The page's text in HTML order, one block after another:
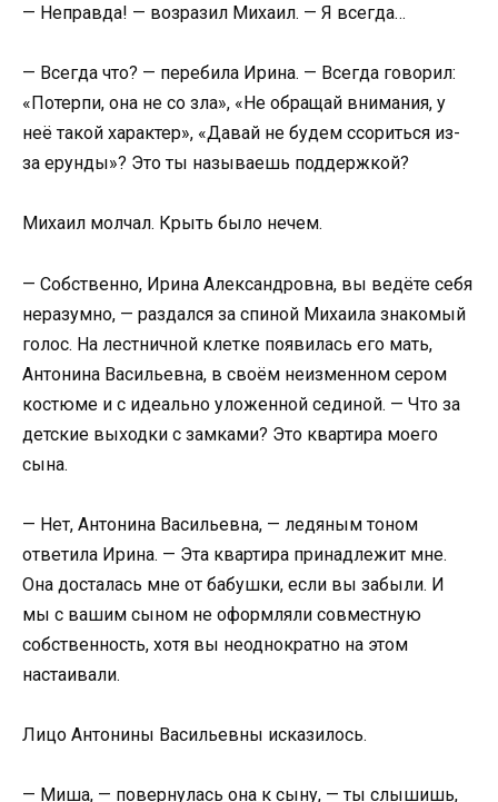
— Неправда! — возразил Михаил. — Я всегда…
— Всегда что? — перебила Ирина. — Всегда говорил:
«Потерпи, она не со зла», «Не обращай внимания, у
неё такой характер», «Давай не будем ссориться из-
за ерунды»? Это ты называешь поддержкой?
Михаил молчал. Крыть было нечем.
— Собственно, Ирина Александровна, вы ведёте себя
неразумно, — раздался за спиной Михаила знакомый
голос. На лестничной клетке появилась его мать,
Антонина Васильевна, в своём неизменном сером
костюме и с идеально уложенной сединой. — Что за
детские выходки с замками? Это квартира моего
сына.
— Нет, Антонина Васильевна, — ледяным тоном
ответила Ирина. — Эта квартира принадлежит мне.
Она досталась мне от бабушки, если вы забыли. И
мы с вашим сыном не оформляли совместную
собственность, хотя вы неоднократно на этом
настаивали.
Лицо Антонины Васильевны исказилось.
— Миша, — повернулась она к сыну, — ты слышишь,